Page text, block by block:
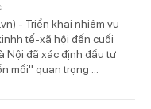
- Triển khai nhiệm vụ
tế-xã hội đến cuối
Nội đã xác định đầu tư
mồi" quan trọng ...